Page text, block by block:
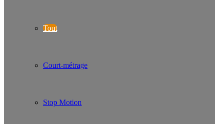
Tout
Court-métrage
Stop Motion